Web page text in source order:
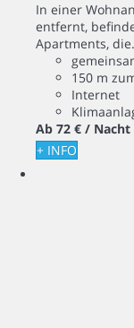
In einer
entfernt,
Apartments,
150 m
Internet
Ab 72 € / Nacht
+ INFO